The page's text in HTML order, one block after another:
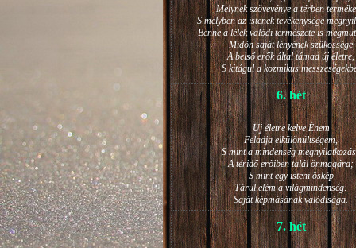
Melynek szövevénye a térben
S melyben az istenek tevékenysége
Benne a lélek valódi természete is
Midőn saját lényének szűkössége
A belső erők által támad új életre,
S kitágul a kozmikus
6. hét
Új életre kelve Énem
Feladja elkülönültségem,
S mint a mindenség
A téridő erőiben talál önmagára;
S mint egy isteni őskép
Tárul elém a világmindenség:
Saját képmásának valódisága.
7. hét